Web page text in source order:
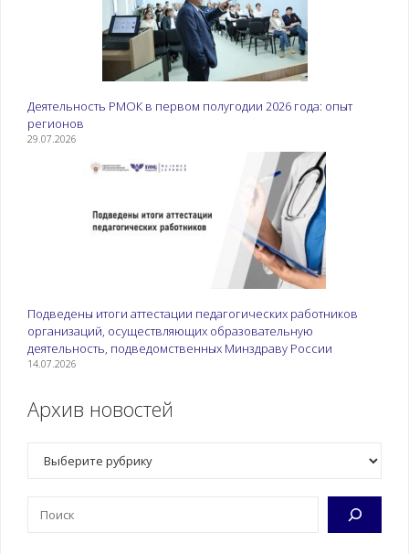
Деятельность РМОК в первом полугодии 2026 года: опыт
регионов
29.07.2026
Подведены итоги аттестации педагогических работников
организаций, осуществляющих образовательную
деятельность, подведомственных Минздраву России
14.07.2026
Архив новостей